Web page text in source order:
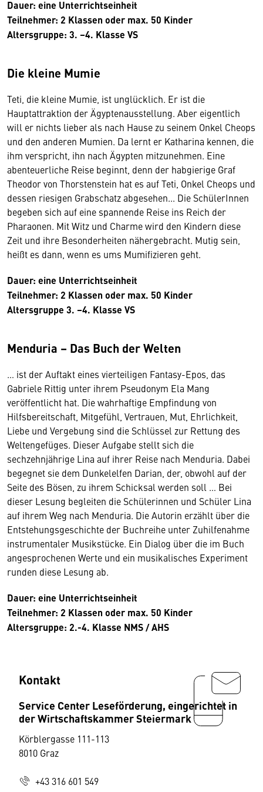
Dauer: eine Unterrichtseinheit
Teilnehmer: 2 Klassen oder max. 50 Kinder
Altersgruppe: 3. –4. Klasse VS
Die kleine Mumie
Teti, die kleine Mumie, ist unglücklich. Er ist die
Hauptattraktion der Ägyptenausstellung. Aber eigentlich
will er nichts lieber als nach Hause zu seinem Onkel Cheops
und den anderen Mumien. Da lernt er Katharina kennen, die
ihm verspricht, ihn nach Ägypten mitzunehmen. Eine
abenteuerliche Reise beginnt, denn der habgierige Graf
Theodor von Thorstenstein hat es auf Teti, Onkel Cheops und
dessen riesigen Grabschatz abgesehen... Die SchülerInnen
begeben sich auf eine spannende Reise ins Reich der
Pharaonen. Mit Witz und Charme wird den Kindern diese
Zeit und ihre Besonderheiten nähergebracht. Mutig sein,
heißt es dann, wenn es ums Mumifizieren geht.
Dauer: eine Unterrichtseinheit
Teilnehmer: 2 Klassen oder max. 50 Kinder
Altersgruppe 3. –4. Klasse VS
Menduria – Das Buch der Welten
… ist der Auftakt eines vierteiligen Fantasy-Epos, das
Gabriele Rittig unter ihrem Pseudonym Ela Mang
veröffentlicht hat. Die wahrhaftige Empfindung von
Hilfsbereitschaft, Mitgefühl, Vertrauen, Mut, Ehrlichkeit,
Liebe und Vergebung sind die Schlüssel zur Rettung des
Weltengefüges. Dieser Aufgabe stellt sich die
sechzehnjährige Lina auf ihrer Reise nach Menduria. Dabei
begegnet sie dem Dunkelelfen Darian, der, obwohl auf der
Seite des Bösen, zu ihrem Schicksal werden soll … Bei
dieser Lesung begleiten die Schülerinnen und Schüler Lina
auf ihrem Weg nach Menduria. Die Autorin erzählt über die
Entstehungsgeschichte der Buchreihe unter Zuhilfenahme
instrumentaler Musikstücke. Ein Dialog über die im Buch
angesprochenen Werte und ein musikalisches Experiment
runden diese Lesung ab.
Dauer: eine Unterrichtseinheit
Teilnehmer: 2 Klassen oder max. 50 Kinder
Altersgruppe: 2.-4. Klasse NMS / AHS
Kontakt
Service Center Leseförderung, eingerichtet in
der Wirtschaftskammer Steiermark
Körblergasse 111-113
8010 Graz
+43 316 601 549